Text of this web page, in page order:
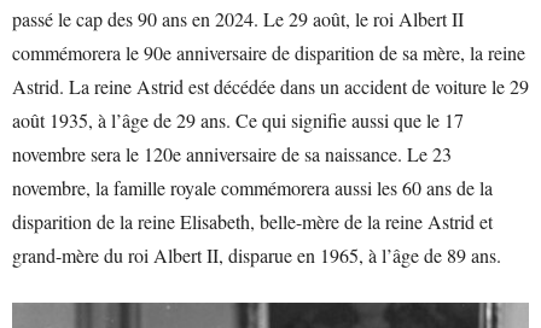
passé le cap des 90 ans en 2024. Le 29 août, le roi Albert II
commémorera le 90e anniversaire de disparition de sa mère, la reine
Astrid. La reine Astrid est décédée dans un accident de voiture le 29
août 1935, à l’âge de 29 ans. Ce qui signifie aussi que le 17
novembre sera le 120e anniversaire de sa naissance. Le 23
novembre, la famille royale commémorera aussi les 60 ans de la
disparition de la reine Elisabeth, belle-mère de la reine Astrid et
grand-mère du roi Albert II, disparue en 1965, à l’âge de 89 ans.